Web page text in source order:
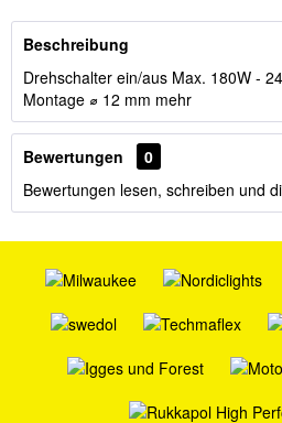
Beschreibung
Drehschalter ein/aus Max. 180W -
Montage ⌀ 12 mm mehr
Bewertungen
0
Bewertungen lesen, schreiben und